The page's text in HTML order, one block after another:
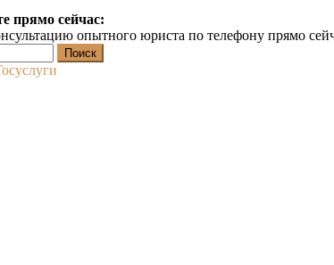
прямо сейчас:
опытного юриста по телефону прямо